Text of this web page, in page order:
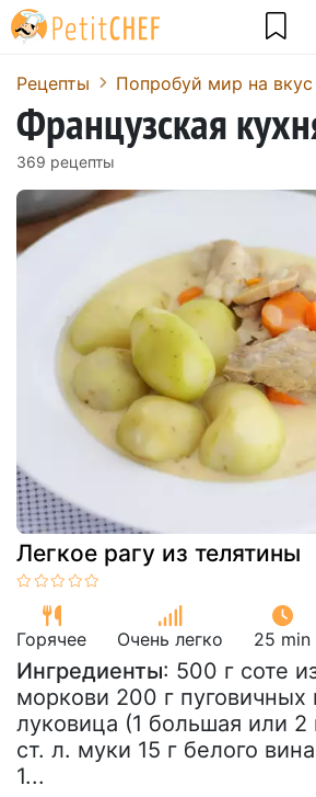
Pецепты Попробуй мир на вкус
Французская
369 pецепты
Легкое рагу из телятины
Горячее Очень легко 25 min
Ингредиенты: 500 г соте
моркови 200 г пуговичных
луковица (1 большая или
ст. л. муки 15 г белого
1...